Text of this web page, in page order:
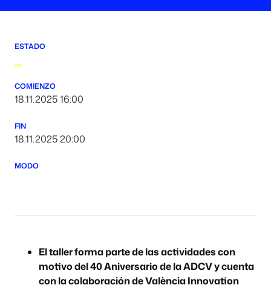
ESTADO
COMIENZO
18.11.2025 16:00
FIN
18.11.2025 20:00
MODO
El taller forma parte de las actividades con
motivo del 40 Aniversario de la ADCV y cuenta
con la colaboración de València Innovation